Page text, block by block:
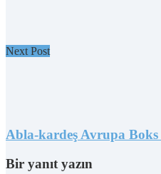
Next Post
Abla-kardeş Avrupa Boks
Bir yanıt yazın